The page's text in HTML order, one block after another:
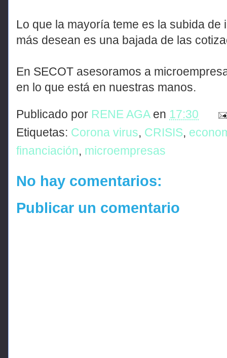
Lo que la mayoría teme es la subida
más desean es una bajada de las
En SECOT asesoramos a
en lo que está en nuestras manos.
Publicado por RENE AGA en 17:30
Etiquetas: Corona virus, CRISIS,
financiación, microempresas
No hay comentarios:
Publicar un comentario